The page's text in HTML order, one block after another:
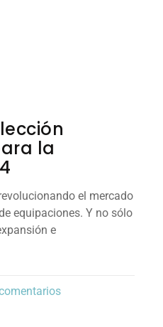
la
el mercado
equipaciones. Y no sólo
e